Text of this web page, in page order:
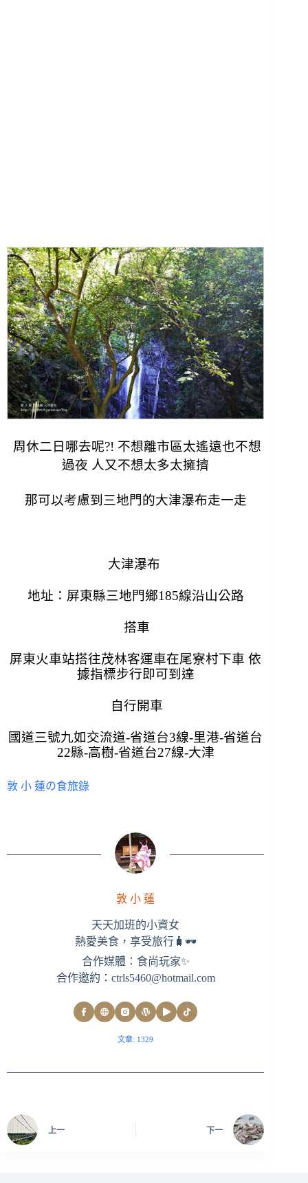
周休二日哪去呢?! 不想離市區太遙遠也不想
過夜 人又不想太多太擁擠
那可以考慮到三地門的大津瀑布走一走
大津瀑布
地址： 屏東縣三地門鄉185線沿山公路
搭車
屏東火車站搭往茂林客運車在尾寮村下車 依
據指標步行即可到達
自行開車
國道三號九如交流道-省道台3線-里港-省道台
22縣-高樹-省道台27線-大津
敦 小 蓮の食旅錄
敦 小 蓮
天天加班的小資女
熱愛美食，享受旅行🧳🕶
合作媒體：食尚玩家✨
合作邀約： ctrls5460@hotmail.com
文章: 1329
上一 下一